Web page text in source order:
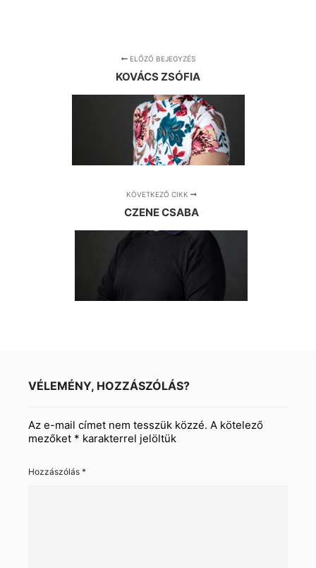
ELŐZŐ BEJEGYZÉS
KOVÁCS ZSÓFIA
KÖVETKEZŐ CIKK
CZENE CSABA
VÉLEMÉNY, HOZZÁSZÓLÁS?
Az e-mail címet nem tesszük közzé. A kötelező
mezőket * karakterrel jelöltük
Hozzászólás *